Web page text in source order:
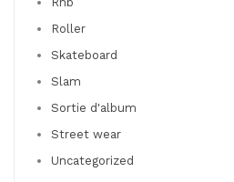
Roller
Skateboard
Slam
Sortie d'album
Street wear
Uncategorized